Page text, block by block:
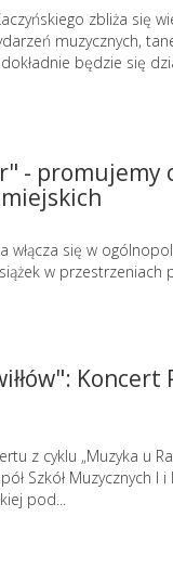
zbliża się
muzycznych,
będzie się
- promujemy
włącza się w
w przestrzeniach
Koncert
z cyklu „Muzyka u
Szkół Muzycznych I
pod...